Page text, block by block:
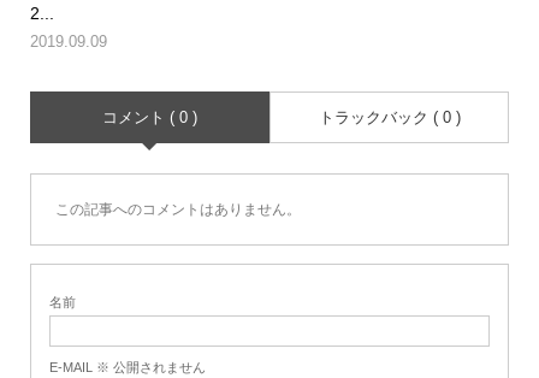
2...
2019.09.09
コメント ( 0 ) トラックバック ( 0 )
この記事へのコメントはありません。
名前
E-MAIL ※ 公開されません